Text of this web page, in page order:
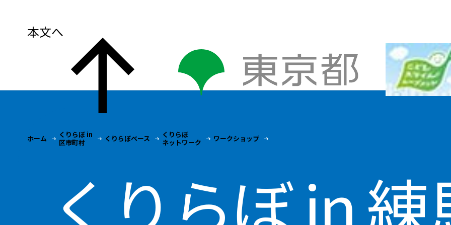
本文へ
ホーム
くりらぼ in
区市町村
くりらぼベース
くりらぼ
ネットワーク
ワークショップ
くりらぼ in 練